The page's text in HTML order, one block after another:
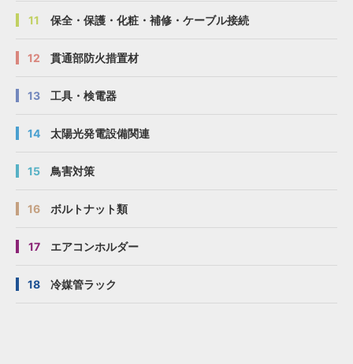
11 保全・保護・化粧・補修・ケーブル接続
12 貫通部防火措置材
13 工具・検電器
14 太陽光発電設備関連
15 鳥害対策
16 ボルトナット類
17 エアコンホルダー
18 冷媒管ラック